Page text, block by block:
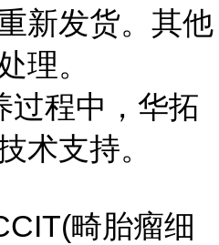
新发货。其他
理。
过程中，华拓
术支持。
畸胎瘤细